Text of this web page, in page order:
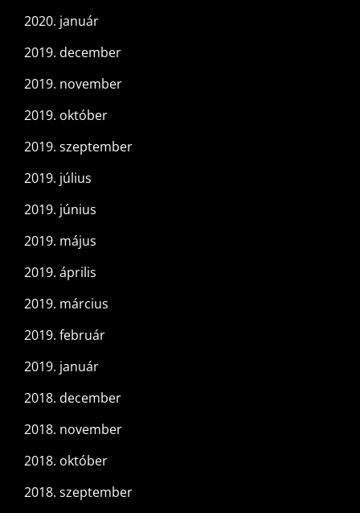
2020. január
2019. december
2019. november
2019. október
2019. szeptember
2019. július
2019. június
2019. május
2019. április
2019. március
2019. február
2019. január
2018. december
2018. november
2018. október
2018. szeptember